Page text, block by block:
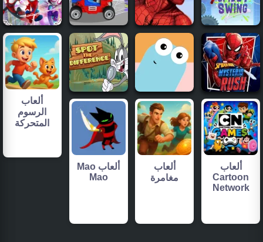
ألعاب
الرسوم
المتحركة
ألعاب
Cartoon
Network
ألعاب
مغامرة
ألعاب Mao
Mao